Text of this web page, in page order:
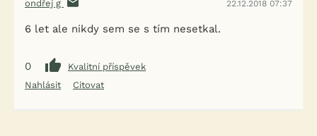
ondřej g 22.12.2018 07:37
6 let ale nikdy sem se s tím nesetkal.
0
Kvalitní příspěvek
Nahlásit
Citovat